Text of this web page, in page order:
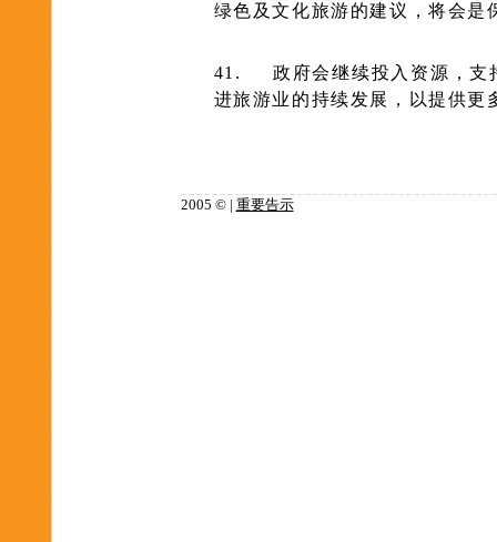
绿色及文化旅游的建议，将会是
41.
政府会继续投入资源，
进旅游业的持续发展，以提供更
2005 © | 重要告示